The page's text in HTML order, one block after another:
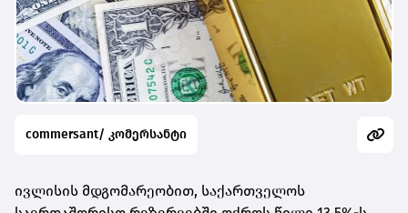
commersant/ კომერსანტი
ივლისის მდგომარეობით, საქართველოს